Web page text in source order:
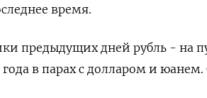
время.
предыдущих дней рубль - на
в парах с долларом и юанем.